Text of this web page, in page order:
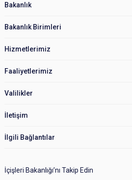
Bakanlık
Bakanlık Birimleri
Hizmetlerimiz
Faaliyetlerimiz
Valilikler
İletişim
İlgili Bağlantılar
İçişleri Bakanlığı’nı Takip Edin